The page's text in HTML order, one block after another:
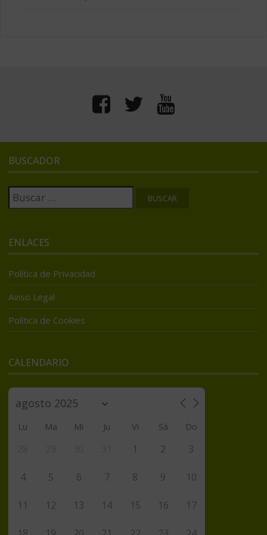
BUSCADOR
Buscar:
ENLACES
Política de Privacidad
Aviso Legal
Política de Cookies
CALENDARIO
Lu Ma Mi Ju Vi Sá Do
1 2 3
4 5 6 7 8 9 10
11 12 13 14 15 16 17